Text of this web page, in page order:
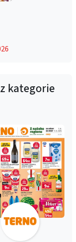
kategorie